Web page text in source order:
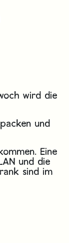
wird die
und
Eine
und die
sind im